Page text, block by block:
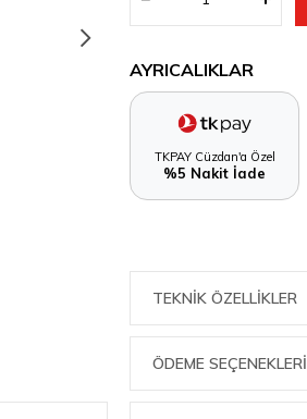
AYRICALIKLAR
TKPAY Cüzdan'a Özel
%5 Nakit İade
TEKNIK ÖZELLIKLER
ÖDEME SEÇENEKLERI